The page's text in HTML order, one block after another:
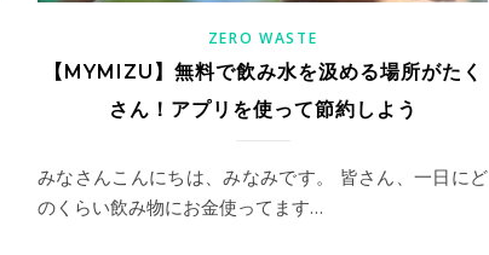
ZERO WASTE
【MYMIZU】無料で飲み水を汲める場所がたく
さん！アプリを使って節約しよう
みなさんこんにちは、みなみです。 皆さん、一日にど
のくらい飲み物にお金使ってます…